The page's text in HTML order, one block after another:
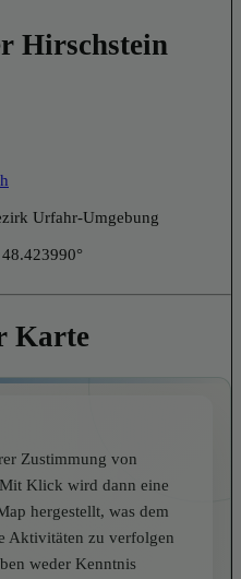
Hirschstein
Urfahr-Umgebung
Karte
Zustimmung von
Klick wird dann eine
hergestellt, was dem
Aktivitäten zu verfolgen
weder Kenntnis